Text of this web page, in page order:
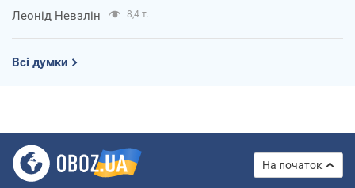
Леонід Невзлін 8,4 т.
Всі думки
На початок